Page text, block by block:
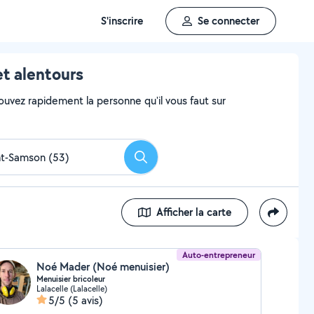
S'inscrire Se connecter
alentours
rapidement la personne qu'il vous faut sur
Rechercher
Afficher la carte
Auto-entrepreneur
Noé Mader (Noé menuisier)
Menuisier bricoleur
Lalacelle (Lalacelle)
5/5 (5 avis)